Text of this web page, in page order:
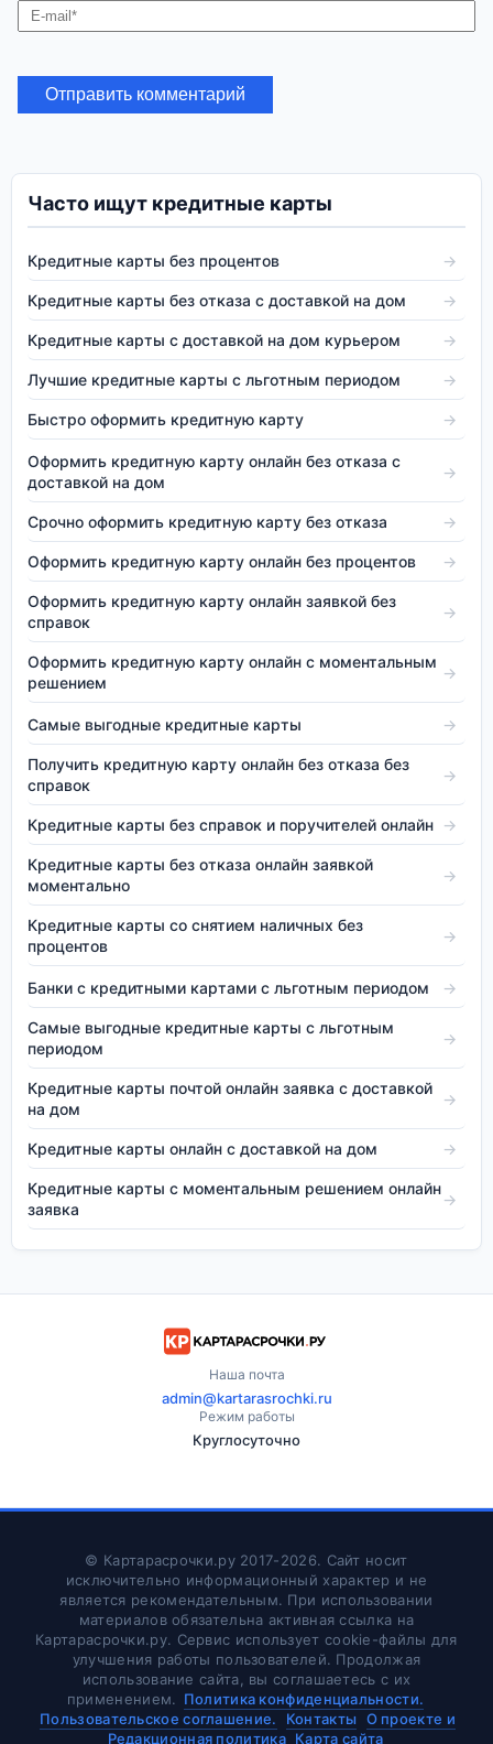
Часто ищут кредитные карты
Кредитные карты без процентов →
Кредитные карты без отказа с доставкой на дом →
Кредитные карты с доставкой на дом курьером →
Лучшие кредитные карты с льготным периодом →
Быстро оформить кредитную карту →
Оформить кредитную карту онлайн без отказа с
доставкой на дом
→
Срочно оформить кредитную карту без отказа →
Оформить кредитную карту онлайн без процентов →
Оформить кредитную карту онлайн заявкой без
справок
→
Оформить кредитную карту онлайн с моментальным
решением
→
Самые выгодные кредитные карты →
Получить кредитную карту онлайн без отказа без
справок
→
Кредитные карты без справок и поручителей онлайн →
Кредитные карты без отказа онлайн заявкой
моментально
→
Кредитные карты со снятием наличных без
процентов
→
Банки с кредитными картами с льготным периодом →
Самые выгодные кредитные карты с льготным
периодом
→
Кредитные карты почтой онлайн заявка с доставкой
на дом
→
Кредитные карты онлайн с доставкой на дом →
Кредитные карты с моментальным решением онлайн
заявка
→
Наша почта
admin@kartarasrochki.ru
Режим работы
Круглосуточно
© Картарасрочки.ру 2017-2026. Сайт носит
исключительно информационный характер и не
является рекомендательным. При использовании
материалов обязательна активная ссылка на
Картарасрочки.ру. Сервис использует cookie-файлы для
улучшения работы пользователей. Продолжая
использование сайта, вы соглашаетесь с их
применением. Политика конфиденциальности.
Пользовательское соглашение.
Контакты О проекте и
Редакционная политика Карта сайта